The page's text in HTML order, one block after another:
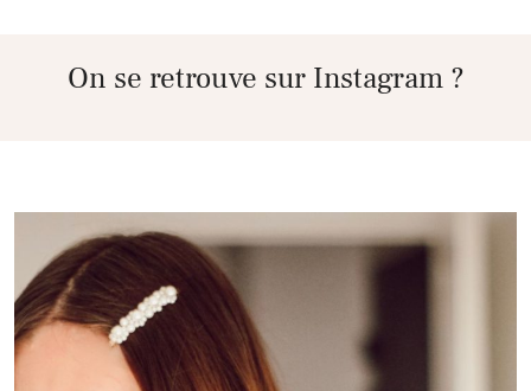
On se retrouve sur Instagram ?